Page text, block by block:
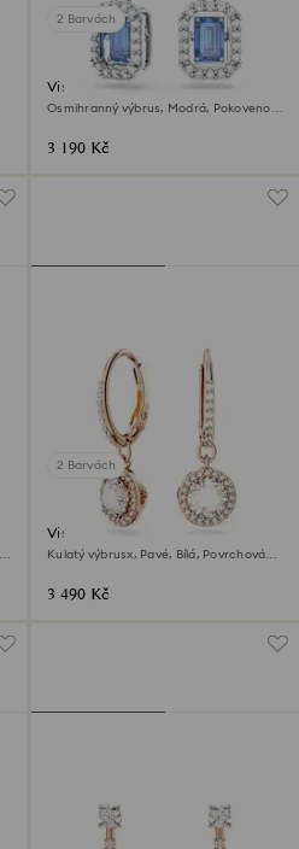
2 Barvách
Visací náušnice Una
Osmihranný výbrus, Modrá, Pokoveno
3 190 Kč
2 Barvách
Visací náušnice Una Angelic
Kulatý výbrusx, Pavé, Bílá, Povrchová
3 490 Kč